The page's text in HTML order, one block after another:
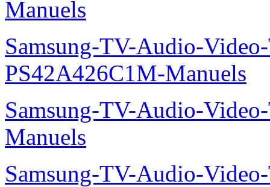
Manuels
Samsung-TV-Audio-
PS42A426C1M-Manuels
Samsung-TV-Audio-
Manuels
Samsung-TV-Audio-